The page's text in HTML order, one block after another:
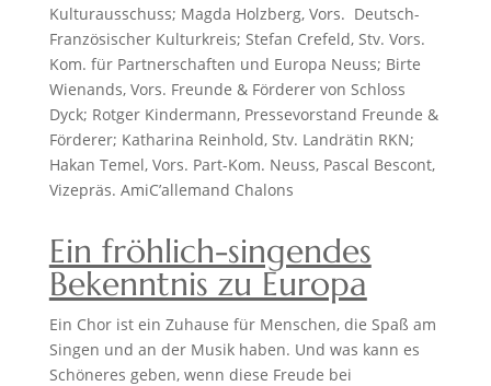
Kulturausschuss; Magda Holzberg, Vors. Deutsch-
Französischer Kulturkreis; Stefan Crefeld, Stv. Vors.
Kom. für Partnerschaften und Europa Neuss; Birte
Wienands, Vors. Freunde & Förderer von Schloss
Dyck; Rotger Kindermann, Pressevorstand Freunde &
Förderer; Katharina Reinhold, Stv. Landrätin RKN;
Hakan Temel, Vors. Part-Kom. Neuss, Pascal Bescont,
Vizepräs. AmiC’allemand Chalons
Ein fröhlich-singendes
Bekenntnis zu Europa
Ein Chor ist ein Zuhause für Menschen, die Spaß am
Singen und an der Musik haben. Und was kann es
Schöneres geben, wenn diese Freude bei